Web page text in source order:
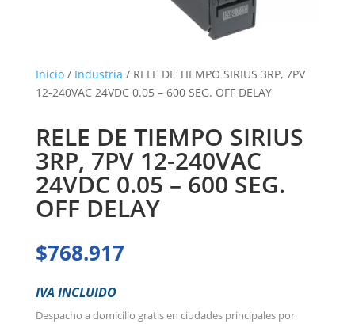
Inicio/ Industria / RELE DE TIEMPO SIRIUS 3RP, 7PV
12-240VAC 24VDC 0.05 – 600 SEG. OFF DELAY
RELE DE TIEMPO SIRIUS
3RP, 7PV 12-240VAC
24VDC 0.05 – 600 SEG.
OFF DELAY
$768.917
IVA INCLUIDO
Despacho a domicilio gratis en ciudades principales por